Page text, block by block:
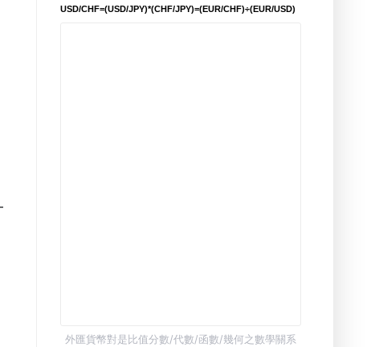
USD/CHF=(USD/JPY)*(CHF/JPY)=(EUR/CHF)÷(EUR/USD)
外匯貨幣對是比值分數/代數/函數/幾何之數學關系